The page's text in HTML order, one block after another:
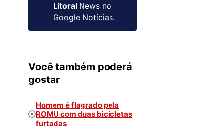
Litoral News no
Google Notícias.
Você também poderá
gostar
Homem é flagrado pela
ROMU com duas bicicletas
furtadas